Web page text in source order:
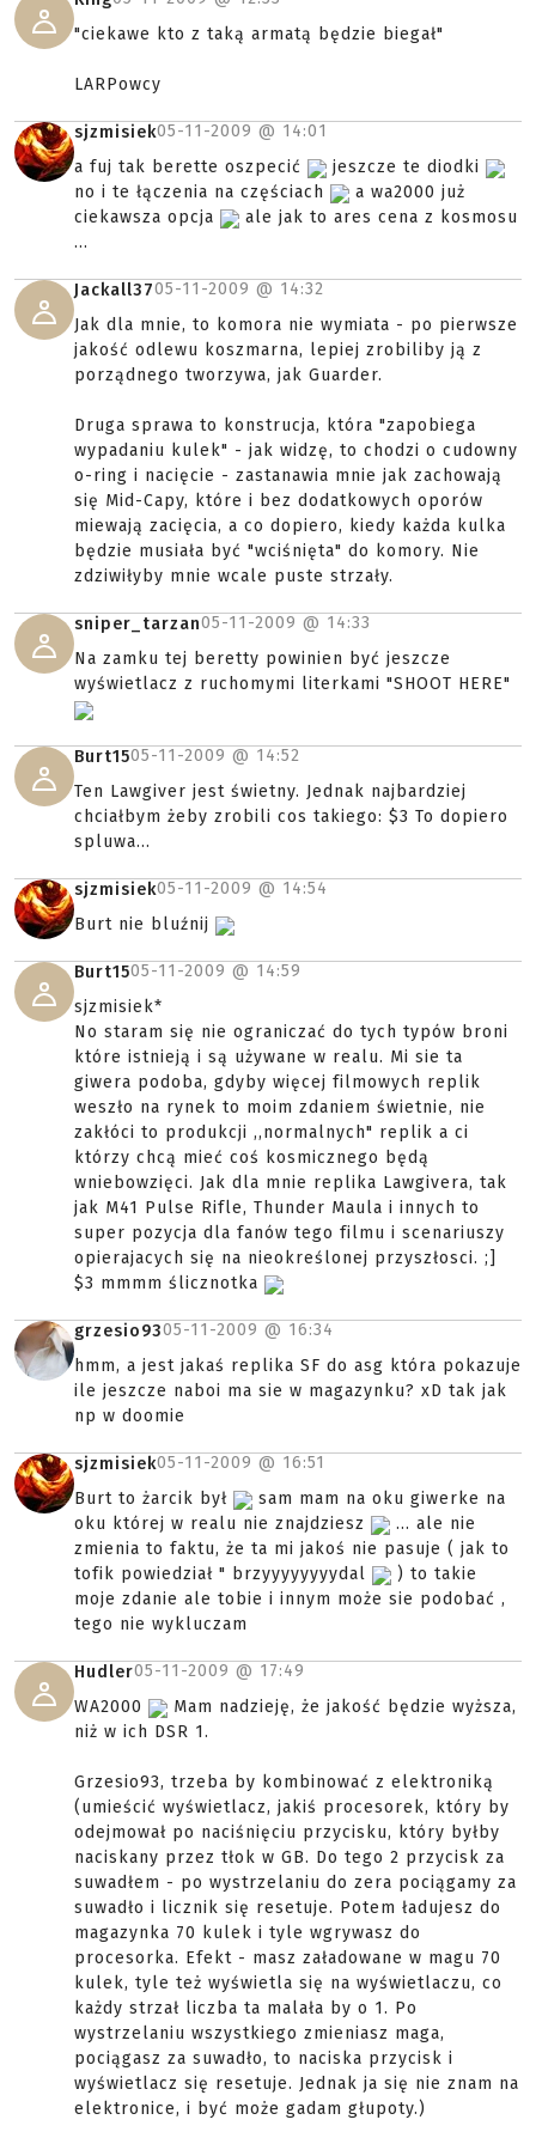
"ciekawe kto z taką armatą będzie biegał"
LARPowcy
sjzmisiek05-11-2009 @ 14:01
a fuj tak berette oszpecić
jeszcze te diodki
no i te łączenia na częściach
a wa2000 już
ciekawsza opcja
ale jak to ares cena z kosmosu
...
Jackall3705-11-2009 @ 14:32
Jak dla mnie, to komora nie wymiata - po pierwsze
jakość odlewu koszmarna, lepiej zrobiliby ją z
porządnego tworzywa, jak Guarder.
Druga sprawa to konstrucja, która "zapobiega
wypadaniu kulek" - jak widzę, to chodzi o cudowny
o-ring i nacięcie - zastanawia mnie jak zachowają
się Mid-Capy, które i bez dodatkowych oporów
miewają zacięcia, a co dopiero, kiedy każda kulka
będzie musiała być "wciśnięta" do komory. Nie
zdziwiłyby mnie wcale puste strzały.
sniper_tarzan05-11-2009 @ 14:33
Na zamku tej beretty powinien być jeszcze
wyświetlacz z ruchomymi literkami "SHOOT HERE"
Burt1505-11-2009 @ 14:52
Ten Lawgiver jest świetny. Jednak najbardziej
chciałbym żeby zrobili cos takiego: $3 To dopiero
spluwa...
sjzmisiek05-11-2009 @ 14:54
Burt nie bluźnij
Burt1505-11-2009 @ 14:59
sjzmisiek*
No staram się nie ograniczać do tych typów broni
które istnieją i są używane w realu. Mi sie ta
giwera podoba, gdyby więcej filmowych replik
weszło na rynek to moim zdaniem świetnie, nie
zakłóci to produkcji ,,normalnych" replik a ci
którzy chcą mieć coś kosmicznego będą
wniebowzięci. Jak dla mnie replika Lawgivera, tak
jak M41 Pulse Rifle, Thunder Maula i innych to
super pozycja dla fanów tego filmu i scenariuszy
opierajacych się na nieokreślonej przyszłosci. ;]
$3 mmmm ślicznotka
grzesio9305-11-2009 @ 16:34
hmm, a jest jakaś replika SF do asg która pokazuje
ile jeszcze naboi ma sie w magazynku? xD tak jak
np w doomie
sjzmisiek05-11-2009 @ 16:51
Burt to żarcik był
sam mam na oku giwerke na
oku której w realu nie znajdziesz
... ale nie
zmienia to faktu, że ta mi jakoś nie pasuje ( jak to
tofik powiedział " brzyyyyyyyydal
) to takie
moje zdanie ale tobie i innym może sie podobać ,
tego nie wykluczam
Hudler05-11-2009 @ 17:49
WA2000
Mam nadzieję, że jakość będzie wyższa,
niż w ich DSR 1.
Grzesio93, trzeba by kombinować z elektroniką
(umieścić wyświetlacz, jakiś procesorek, który by
odejmował po naciśnięciu przycisku, który byłby
naciskany przez tłok w GB. Do tego 2 przycisk za
suwadłem - po wystrzelaniu do zera pociągamy za
suwadło i licznik się resetuje. Potem ładujesz do
magazynka 70 kulek i tyle wgrywasz do
procesorka. Efekt - masz załadowane w magu 70
kulek, tyle też wyświetla się na wyświetlaczu, co
każdy strzał liczba ta malała by o 1. Po
wystrzelaniu wszystkiego zmieniasz maga,
pociągasz za suwadło, to naciska przycisk i
wyświetlacz się resetuje. Jednak ja się nie znam na
elektronice, i być może gadam głupoty.)